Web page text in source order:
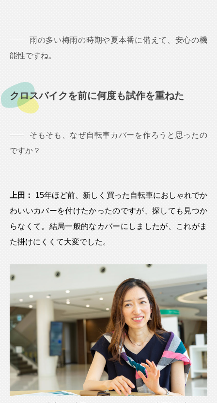
雨の多い梅雨の時期や夏本番に備えて、安心の機
能性ですね。
クロスバイクを前に何度も試作を重ねた
そもそも、なぜ自転車カバーを作ろうと思ったの
ですか？
上田：
15年ほど前、新しく買った自転車におしゃれでか
わいいカバーを付けたかったのですが、探しても見つか
らなくて。結局一般的なカバーにしましたが、これがま
た掛けにくくて大変でした。